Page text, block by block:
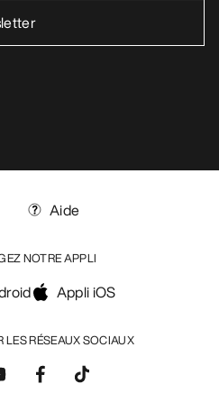
RÉSEAUX SOCIAUX
Aide
NOTRE APPLI
Appli iOS